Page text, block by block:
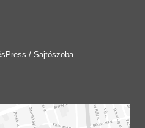
Press / Sajtószoba